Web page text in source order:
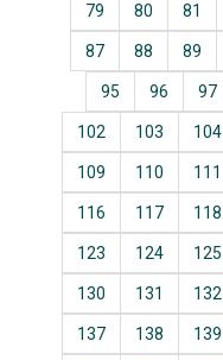
79 80 81
87 88 89
95 96 97
102 103 104
109 110 111
116 117 118
123 124 125
130 131 132
137 138 139